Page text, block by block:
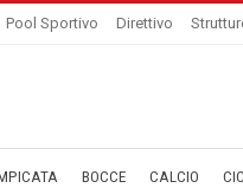
Pool Sportivo Direttivo
BOCCE CALCIO